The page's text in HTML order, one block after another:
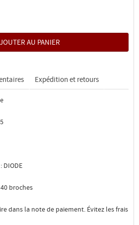
Expédition et retours
DIODE
broches
dans la note de paiement. Évitez les frais